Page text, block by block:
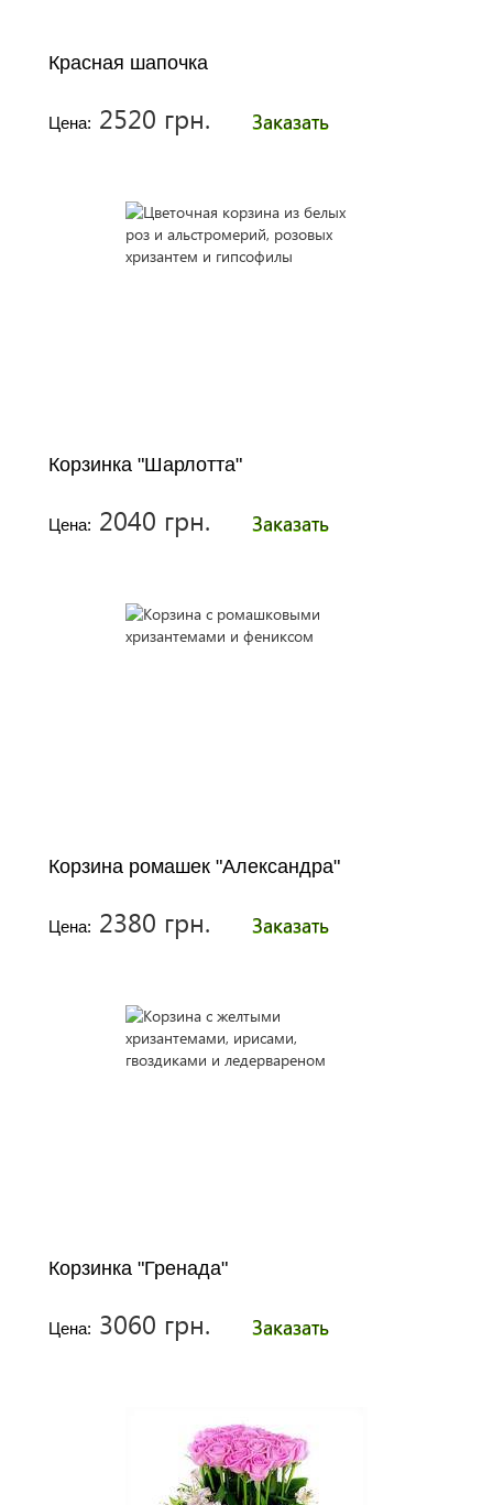
Красная шапочка
Цена: 2520 грн. Заказать
Корзинка "Шарлотта"
Цена: 2040 грн. Заказать
Корзина ромашек "Александра"
Цена: 2380 грн. Заказать
Корзинка "Гренада"
Цена: 3060 грн. Заказать